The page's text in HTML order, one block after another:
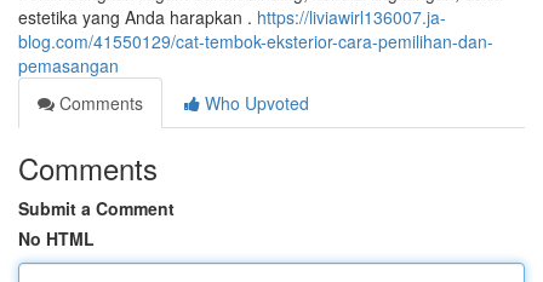
estetika yang Anda harapkan . https://liviawirl136007.ja-
blog.com/41550129/cat-tembok-eksterior-cara-pemilihan-dan-
pemasangan
Comments
Who Upvoted
Comments
Submit a Comment
No HTML